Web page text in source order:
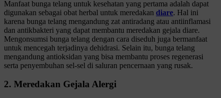
Manfaat bunga telang untuk kesehatan yang pertama adalah dapat
digunakan sebagai obat herbal untuk meredakan diare. Hal ini
karena bunga telang mengandung zat antiradang atau antiinflamasi
dan antikbakteri yang dapat membantu meredakan gejala diare.
Mengonsumsi bunga telang dengan cara diseduh juga bermanfaat
untuk mencegah terjadinya dehidrasi. Selain itu, bunga telang
mengandung antioksidan yang bisa membantu proses regenerasi
serta penyembuhan sel-sel di saluran pencernaan yang rusak.
2. Meredakan Gejala Alergi